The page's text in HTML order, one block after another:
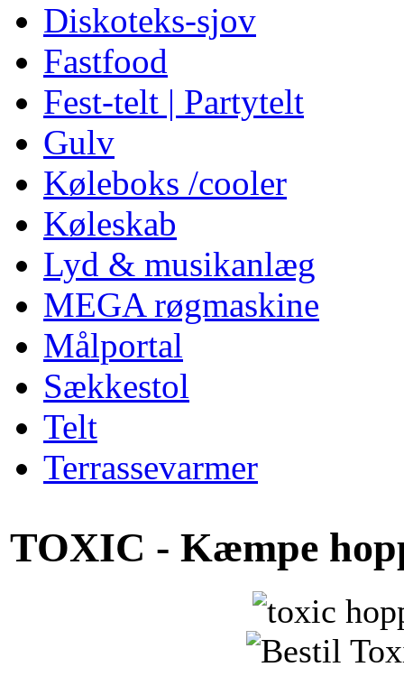
Diskoteks-sjov
Fastfood
Fest-telt | Partytelt
Gulv
Køleboks /cooler
Køleskab
Lyd & musikanlæg
MEGA røgmaskine
Målportal
Sækkestol
Telt
Terrassevarmer
TOXIC - Kæmpe